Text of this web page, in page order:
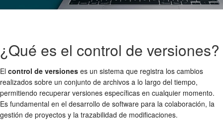
¿Qué es el control de versiones?
El control de versiones es un sistema que registra los cambios
realizados sobre un conjunto de archivos a lo largo del tiempo,
permitiendo recuperar versiones específicas en cualquier momento.
Es fundamental en el desarrollo de software para la colaboración, la
gestión de proyectos y la trazabilidad de modificaciones.